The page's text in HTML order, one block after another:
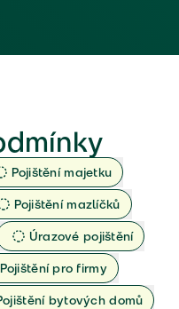
Pojištění majetku
Pojištění mazlíčků
Úrazové pojištění
Pojištění pro firmy
bytových domů